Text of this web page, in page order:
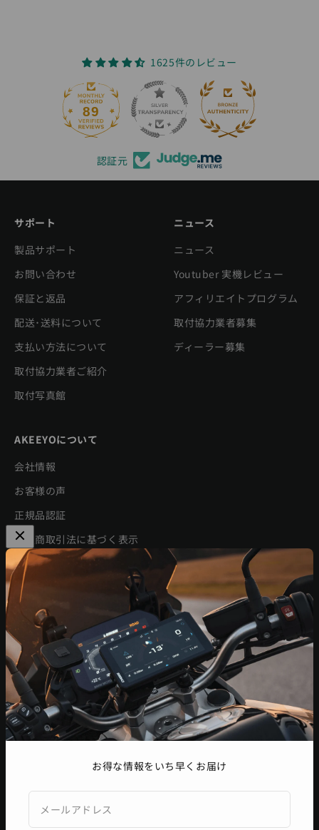
お得な情報をいち早くお届け
メールアドレス
1625件のレビュー
認証元
サポート
製品サポート
お問い合わせ
保証と返品
配送･送料について
支払い方法について
取付協力業者ご紹介
取付写真館
ニュース
ニュース
Youtuber 実機レビュー
アフィリエイトプログラム
取付協力業者募集
ディーラー募集
AKEEYOについて
会社情報
お客様の声
正規品認証
特定商取引法に基づく表示
利用規約
プライバシーポリシー
ニュースレター
セール情報、新製品の発表、イベント情報などをいち早くお届
けします。
メールアドレス
登録